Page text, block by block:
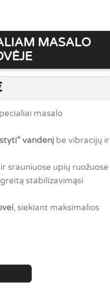
MASALO
masalo
vandenįbe vibracijų ir
srauniuose upių ruožuose
stabilizavimąsi
, siekiant maksimalios